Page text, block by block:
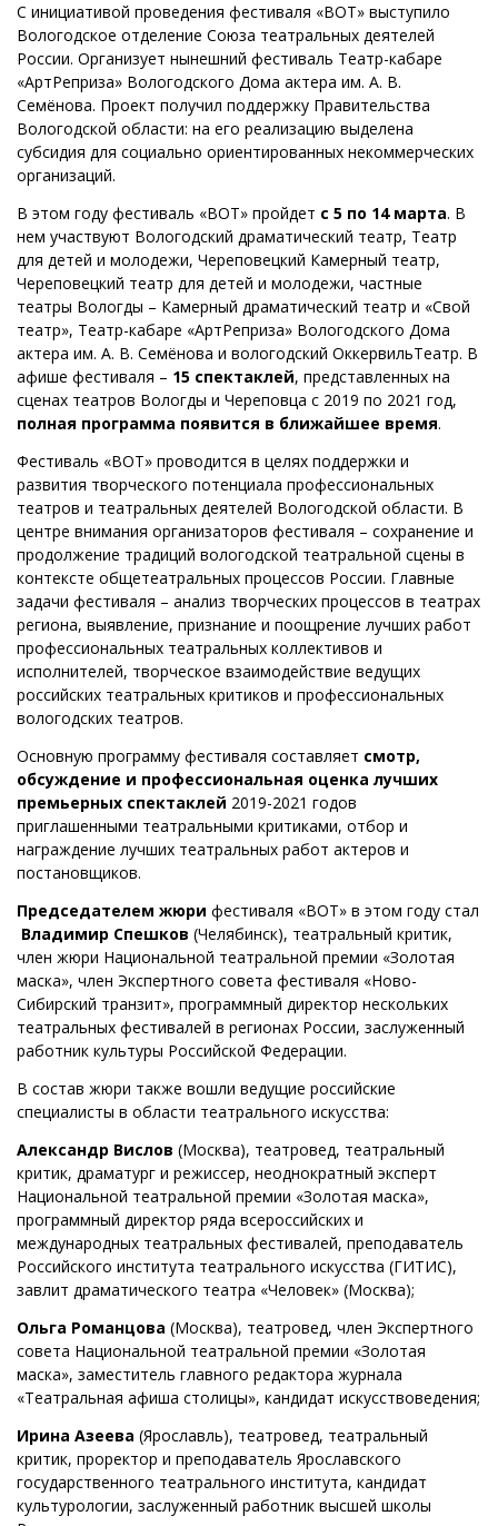
С инициативой проведения фестиваля «ВОТ» выступило
Вологодское отделение Союза театральных деятелей
России. Организует нынешний фестиваль Театр-кабаре
«АртРеприза» Вологодского Дома актера им. А. В.
Семёнова. Проект получил поддержку Правительства
Вологодской области: на его реализацию выделена
субсидия для социально ориентированных некоммерческих
организаций.
В этом году фестиваль «ВОТ» пройдет с 5 по 14 марта. В
нем участвуют Вологодский драматический театр, Театр
для детей и молодежи, Череповецкий Камерный театр,
Череповецкий театр для детей и молодежи, частные
театры Вологды – Камерный драматический театр и «Свой
театр», Театр-кабаре «АртРеприза» Вологодского Дома
актера им. А. В. Семёнова и вологодский ОккервильТеатр. В
афише фестиваля – 15 спектаклей, представленных на
сценах театров Вологды и Череповца с 2019 по 2021 год,
полная программа появится в ближайшее время.
Фестиваль «ВОТ» проводится в целях поддержки и
развития творческого потенциала профессиональных
театров и театральных деятелей Вологодской области. В
центре внимания организаторов фестиваля – сохранение и
продолжение традиций вологодской театральной сцены в
контексте общетеатральных процессов России. Главные
задачи фестиваля – анализ творческих процессов в театрах
региона, выявление, признание и поощрение лучших работ
профессиональных театральных коллективов и
исполнителей, творческое взаимодействие ведущих
российских театральных критиков и профессиональных
вологодских театров.
Основную программу фестиваля составляет смотр,
обсуждение и профессиональная оценка лучших
премьерных спектаклей 2019-2021 годов
приглашенными театральными критиками, отбор и
награждение лучших театральных работ актеров и
постановщиков.
Председателем жюри фестиваля «ВОТ» в этом году стал
Владимир Спешков (Челябинск), театральный критик,
член жюри Национальной театральной премии «Золотая
маска», член Экспертного совета фестиваля «Ново-
Сибирский транзит», программный директор нескольких
театральных фестивалей в регионах России, заслуженный
работник культуры Российской Федерации.
В состав жюри также вошли ведущие российские
специалисты в области театрального искусства:
Александр Вислов (Москва), театровед, театральный
критик, драматург и режиссер, неоднократный эксперт
Национальной театральной премии «Золотая маска»,
программный директор ряда всероссийских и
международных театральных фестивалей, преподаватель
Российского института театрального искусства (ГИТИС),
завлит драматического театра «Человек» (Москва);
Ольга Романцова (Москва), театровед, член Экспертного
совета Национальной театральной премии «Золотая
маска», заместитель главного редактора журнала
«Театральная афиша столицы», кандидат искусствоведения;
Ирина Азеева (Ярославль), театровед, театральный
критик, проректор и преподаватель Ярославского
государственного театрального института, кандидат
культурологии, заслуженный работник высшей школы